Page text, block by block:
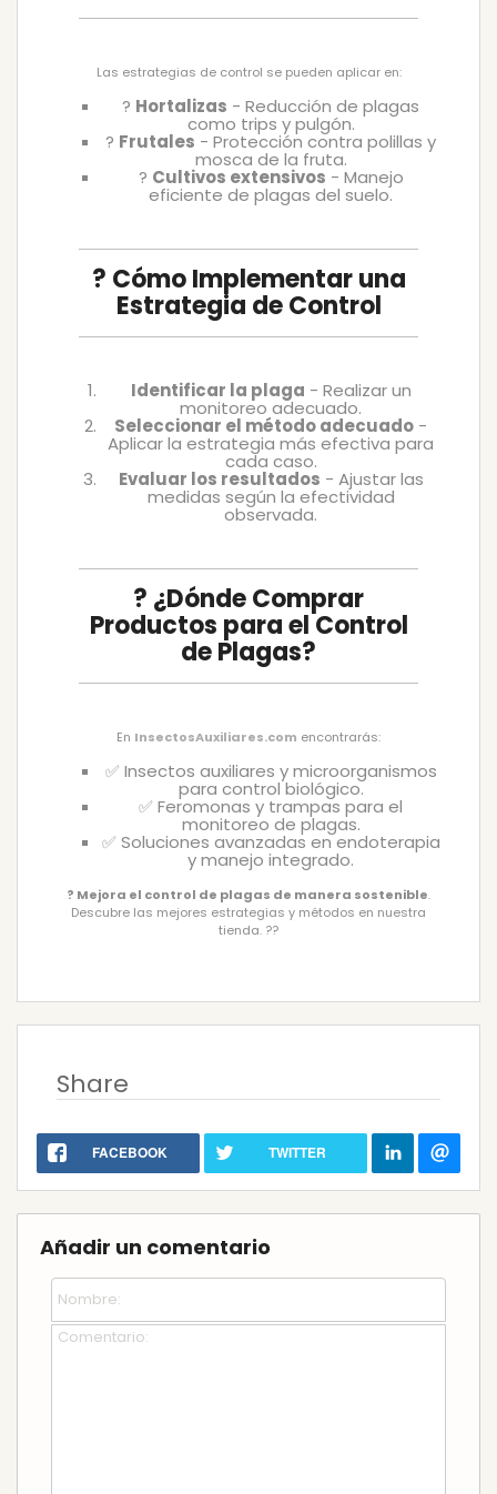
Las estrategias de control se pueden aplicar en:
? Hortalizas - Reducción de plagas
como trips y pulgón.
? Frutales - Protección contra polillas y
mosca de la fruta.
? Cultivos extensivos - Manejo
eficiente de plagas del suelo.
? Cómo Implementar una
Estrategia de Control
Identificar la plaga - Realizar un
monitoreo adecuado.
Seleccionar el método adecuado -
Aplicar la estrategia más efectiva para
cada caso.
Evaluar los resultados - Ajustar las
medidas según la efectividad
observada.
? ¿Dónde Comprar
Productos para el Control
de Plagas?
En InsectosAuxiliares.com encontrarás:
✅ Insectos auxiliares y microorganismos
para control biológico.
✅ Feromonas y trampas para el
monitoreo de plagas.
✅ Soluciones avanzadas en endoterapia
y manejo integrado.
? Mejora el control de plagas de manera sostenible.
Descubre las mejores estrategias y métodos en nuestra
tienda. ??
Share
FACEBOOK TWITTER
Añadir un comentario